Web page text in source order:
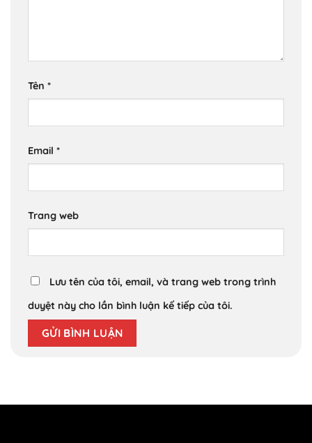
Tên *
Email *
Trang web
Lưu tên của tôi, email, và trang web trong trình
duyệt này cho lần bình luận kế tiếp của tôi.